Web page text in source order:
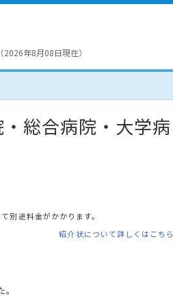
年8月08日現在）
総合病院・大学病
別途料金がかかります。
紹介状について詳しくはこちら